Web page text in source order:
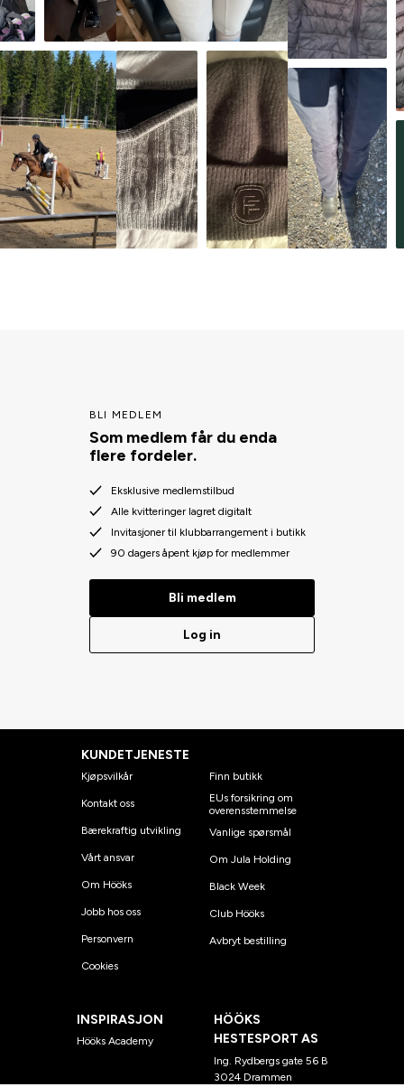
BLI MEDLEM
Som medlem får du enda
flere fordeler.
Eksklusive medlemstilbud
Alle kvitteringer lagret digitalt
Invitasjoner til klubbarrangement i butikk
90 dagers åpent kjøp for medlemmer
Bli medlem
Log in
KUNDETJENESTE
Kjøpsvilkår
Kontakt oss
Bærekraftig utvikling
Vårt ansvar
Om Hööks
Jobb hos oss
Personvern
Cookies
Finn butikk
EUs forsikring om
overensstemmelse
Vanlige spørsmål
Om Jula Holding
Black Week
Club Hööks
Avbryt bestilling
INSPIRASJON
Hööks Academy
HÖÖKS
HESTESPORT AS
Ing. Rydbergs gate 56 B
3024 Drammen